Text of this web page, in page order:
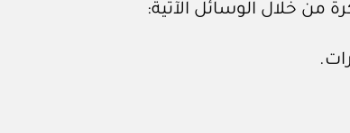
من خلال الوسائل الآتية: